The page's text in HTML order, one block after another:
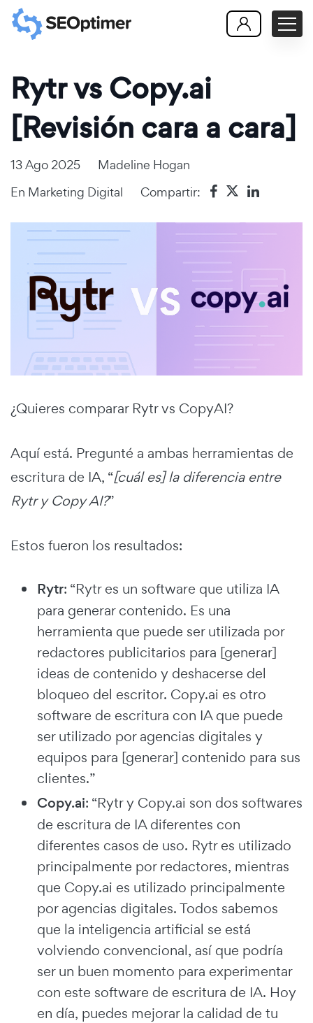
Rytr vs Copy.ai
[Revisión cara a cara]
13 Ago 2025
Madeline Hogan
En Marketing Digital Compartir:
¿Quieres comparar Rytr vs CopyAI?
Aquí está. Pregunté a ambas herramientas de
escritura de IA, “[cuál es] la diferencia entre
Rytr y Copy AI?”
Estos fueron los resultados:
Rytr: “Rytr es un software que utiliza IA
para generar contenido. Es una
herramienta que puede ser utilizada por
redactores publicitarios para [generar]
ideas de contenido y deshacerse del
bloqueo del escritor. Copy.ai es otro
software de escritura con IA que puede
ser utilizado por agencias digitales y
equipos para [generar] contenido para sus
clientes.”
Copy.ai: “Rytr y Copy.ai son dos softwares
de escritura de IA diferentes con
diferentes casos de uso. Rytr es utilizado
principalmente por redactores, mientras
que Copy.ai es utilizado principalmente
por agencias digitales. Todos sabemos
que la inteligencia artificial se está
volviendo convencional, así que podría
ser un buen momento para experimentar
con este software de escritura de IA. Hoy
en día, puedes mejorar la calidad de tu